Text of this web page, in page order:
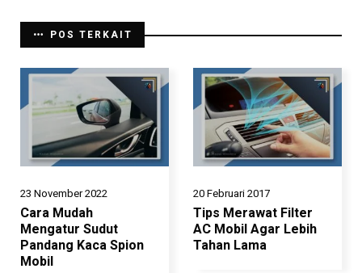
POS TERKAIT
23 November 2022
Cara Mudah
Mengatur Sudut
Pandang Kaca Spion
Mobil
20 Februari 2017
Tips Merawat Filter
AC Mobil Agar Lebih
Tahan Lama